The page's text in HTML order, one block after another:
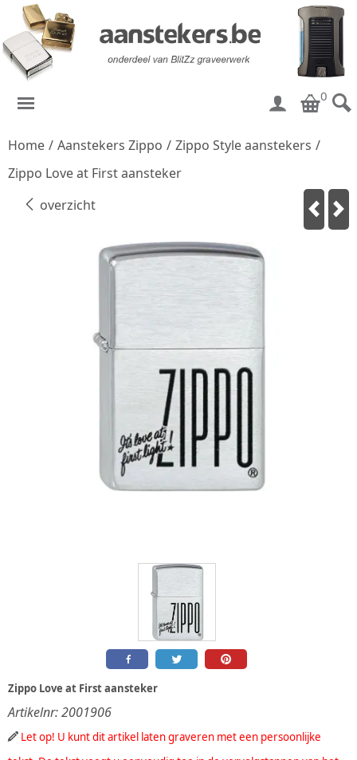
0
Home / Aanstekers Zippo / Zippo Style aanstekers /
Zippo Love at First aansteker
overzicht
Zippo Love at First aansteker
Artikelnr:2001906
Let op! U kunt dit artikel laten graveren met een persoonlijke